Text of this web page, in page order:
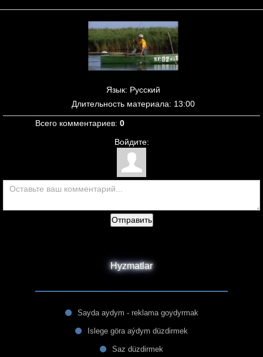
Язык: Русский
Длительность материала: 13:00
Всего комментариев: 0
Войдите:
Отправить
Hyzmatlar
Sayda aydym - reklama goydyrmak
Islege göra aýdym düzdirmek
Saz düzdirmek